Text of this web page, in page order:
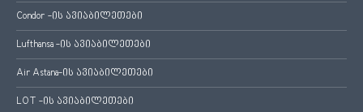
Condor -ის ავიაბილეთები
Lufthansa -ის ავიაბილეთები
Air Astana-ის ავიაბილეთები
LOT -ის ავიაბილეთები